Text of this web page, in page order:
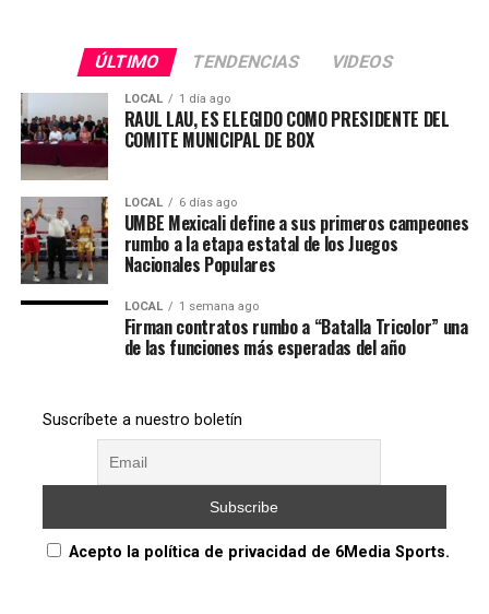
ÚLTIMO TENDENCIAS VIDEOS
LOCAL 1 día ago
RAUL LAU, ES ELEGIDO COMO PRESIDENTE DEL
COMITE MUNICIPAL DE BOX
LOCAL 6 días ago
UMBE Mexicali define a sus primeros campeones
rumbo a la etapa estatal de los Juegos
Nacionales Populares
LOCAL 1 semana ago
Firman contratos rumbo a “Batalla Tricolor” una
de las funciones más esperadas del año
Suscríbete a nuestro boletín
Acepto la política de privacidad de 6Media Sports.